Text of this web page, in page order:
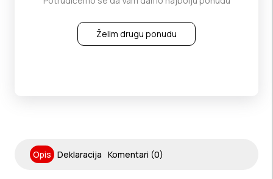
Želim drugu ponudu
Opis Deklaracija Komentari (0)